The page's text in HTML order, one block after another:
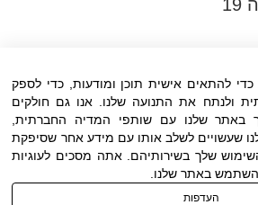
Waze
להתאים אישית תוכן ומודעות, כדי לספק
ולנתח את התנועה שלנו. אנו גם חולקים
באתר שלנו עם שותפי המדיה החברתית,
שעשויים לשלב אותו עם מידע אחר שסיפקת
שלך בשירותיהם. אתה מסכים לעוגיות
באתר שלנו.
העדפות